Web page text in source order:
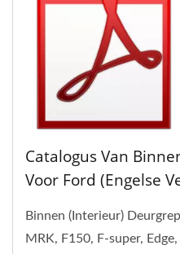
Catalogus Van
Voor Ford (Engelse
Binnen (Interieur)
MRK, F150, F-super,